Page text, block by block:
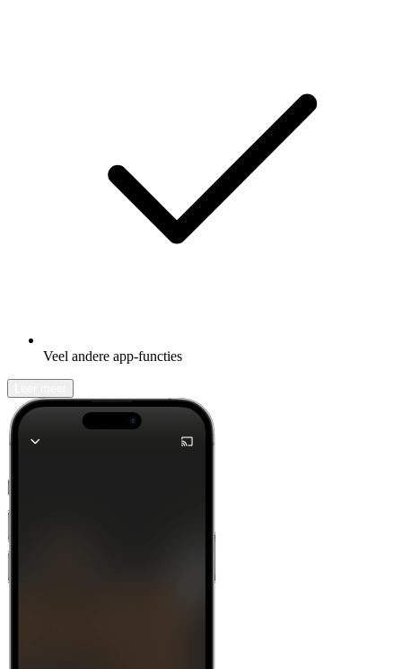
Veel andere app-functies